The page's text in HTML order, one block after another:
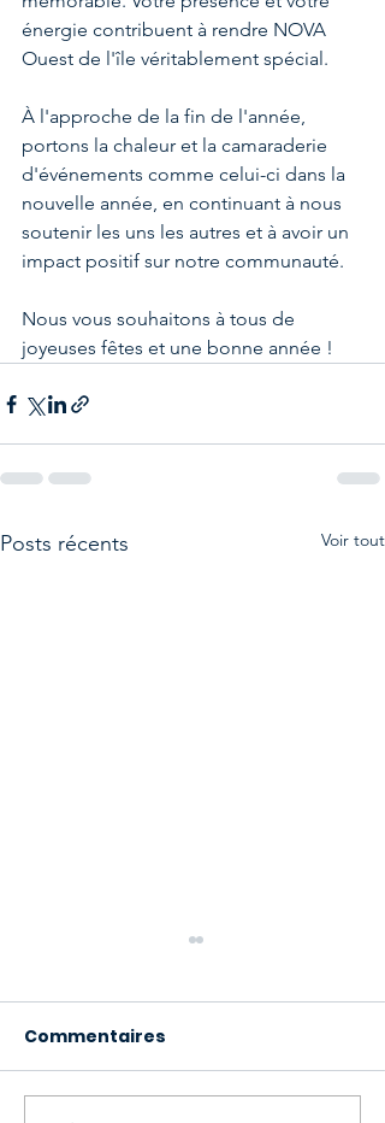
énergie contribuent à rendre NOVA
Ouest de l'île véritablement spécial.
À l'approche de la fin de l'année,
portons la chaleur et la camaraderie
d'événements comme celui-ci dans la
nouvelle année, en continuant à nous
soutenir les uns les autres et à avoir un
impact positif sur notre communauté.
Nous vous souhaitons à tous de
joyeuses fêtes et une bonne année !
Posts récents Voir tout
Commentaires